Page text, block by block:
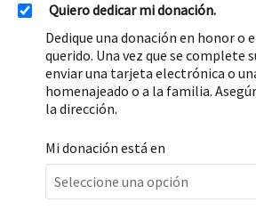
Quiero dedicar mi donación.
Dedique una donación en honor o
querido. Una vez que se complete
enviar una tarjeta electrónica o
homenajeado o a la familia.
la dirección.
Mi donación está en